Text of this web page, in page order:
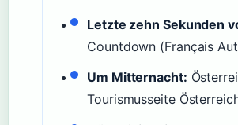
Letzte zehn Sekunden
Countdown (Français
Um Mitternacht:
Tourismusseite